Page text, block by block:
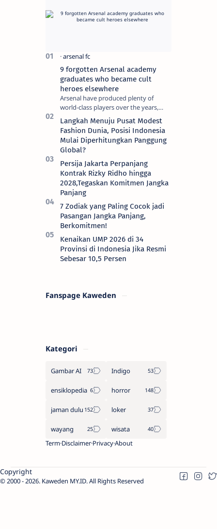
9 forgotten Arsenal academy
graduates who became cult
heroes elsewhere
Arsenal have produced plenty of
world-class players over the years,
although not all of them make the
grade at the Emirates. For every Tony
Ada…
Langkah Menuju Pusat Modest
Fashion Dunia, Posisi Indonesia
Mulai Diperhitungkan Panggung
Global?
Persija Jakarta Perpanjang
Kontrak Rizky Ridho hingga
2028,Tegaskan Komitmen Jangka
Panjang
7 Zodiak yang Paling Cocok jadi
Pasangan Jangka Panjang,
Berkomitmen!
Kenaikan UMP 2026 di 34
Provinsi di Indonesia Jika Resmi
Sebesar 10,5 Persen
Fanspage Kaweden
Kategori
Gambar AI Indigo
ensiklopedia horror
jaman dulu loker
wayang
wisata
Term Disclaimer PrivacyAbout
Copyright
2000 -2026. Kaweden MY.ID. All Rights Reserved